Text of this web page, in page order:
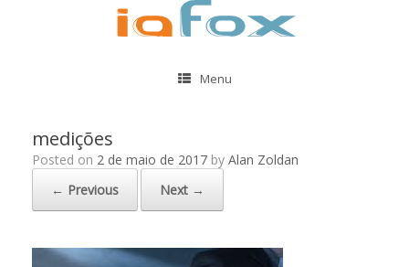
Menu
medições
Posted on 2 de maio de 2017 by Alan Zoldan
← Previous
Next →